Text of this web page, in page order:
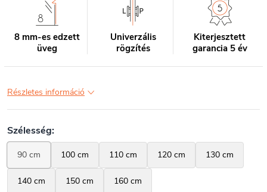
8 mm-es edzett
üveg
Univerzális
rögzítés
Kiterjesztett
garancia 5 év
Részletes információ